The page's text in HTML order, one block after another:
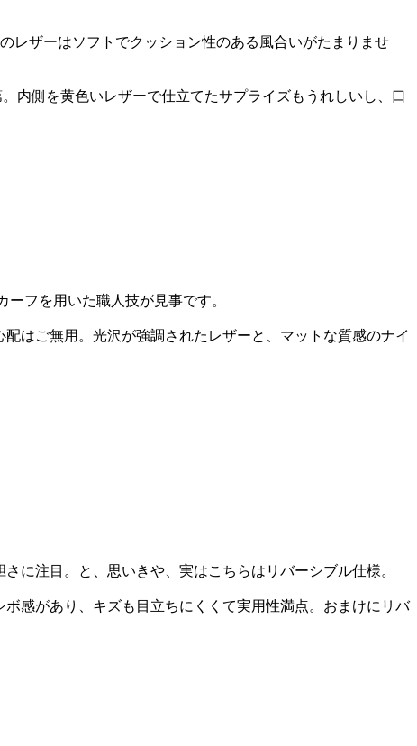
レザーはソフトでクッション性のある風合いがたまりませ
内側を黄色いレザーで仕立てたサプライズもうれしいし、口
フを用いた職人技が見事です。
はご無用。光沢が強調されたレザーと、マットな質感のナイ
に注目。と、思いきや、実はこちらはリバーシブル仕様。
感があり、キズも目立ちにくくて実用性満点。おまけにリバ